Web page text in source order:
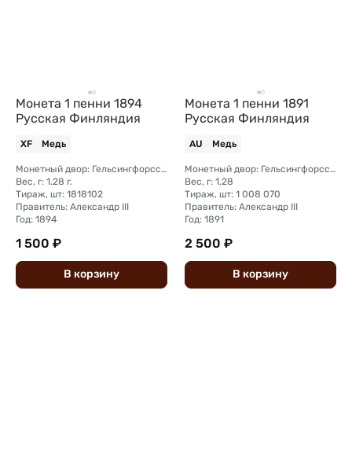
Монета 1 пенни 1894
Русская Финляндия
XF Медь
Монетный двор: Гельсингфорсский монетный двор (Финляндия)
Вес, г: 1.28 г.
Тираж, шт: 1818102
Правитель: Александр III
Год: 1894
1 500 ₽
В корзину
Монета 1 пенни 1891
Русская Финляндия
AU Медь
Монетный двор: Гельсингфорсский монетный двор (Финляндия)
Вес, г: 1,28
Тираж, шт: 1 008 070
Правитель: Александр III
Год: 1891
2 500 ₽
В корзину